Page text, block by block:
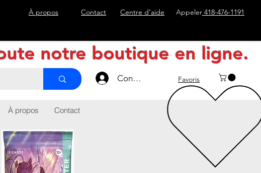
À propos Contact Centre d’aide Appeler 418-476-1191
Connexion Favoris
À propos Contact
notre boutique en ligne.